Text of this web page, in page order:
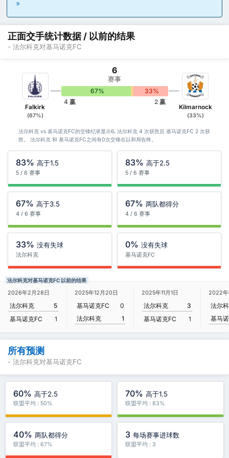
正面交手统计数据 / 以前的结果
- 法尔科克对基马诺克FC
Falkirk
(67%)
6
赛事
67% 33%
4 赢 2 赢
Kilmarnock
(33%)
法尔科克 vs 基马诺克FC的交锋纪录显示6, 法尔科克 4 次获胜且 基马诺克FC 2 次获
胜。 法尔科克 和 基马诺克FC之间有0次交锋在以和局告终。
83% 高于1.5
5 / 6 赛事
83% 高于2.5
5 / 6 赛事
67% 高于3.5
4 / 6 赛事
67% 两队都得分
4 / 6 赛事
33% 没有失球
法尔科克
0% 没有失球
基马诺克FC
法尔科克对基马诺克FC 以前的结果
2026年2月28日
法尔科克
5
基马诺克FC
1
2025年12月20日
基马诺克FC
0
法尔科克
1
2025年11月1日
法尔科克
3
基马诺克FC
1
2022
法尔
基马
所有预测
- 法尔科克对基马诺克FC
60% 高于2.5
联盟平均 : 50%
70% 高于1.5
联盟平均 : 83%
40% 两队都得分
联盟平均 : 67%
3 每场赛事进球数
联盟平均 : 3